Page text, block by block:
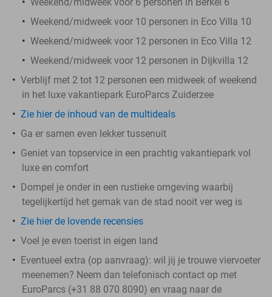
Weekend/midweek voor 10 personen in Eco Villa 10
Weekend/midweek voor 12 personen in Eco Villa 12
Weekend/midweek voor 12 personen in Dijkvilla 12
Verblijf met 2 tot 12 personen een midweek of weekend
in het luxe vakantiepark EuroParcs Zuiderzee
Zie hier de inhoud van de multideals
Ga er samen even lekker tussenuit
Geniet van topservice in een prachtig vakantiepark vol
luxe en comfort
Dompel je onder in een rustieke omgeving waarbij
tegelijkertijd het gemak van de stad nooit ver weg is
Zie hier de lovende recensies
Voel je even toerist in eigen land
Eventueel extra (op aanvraag): wil jij je trouwe viervoeter
meenemen? Neem dan telefonisch contact op met
EuroParcs (+31 88 070 8090) en vraag naar de